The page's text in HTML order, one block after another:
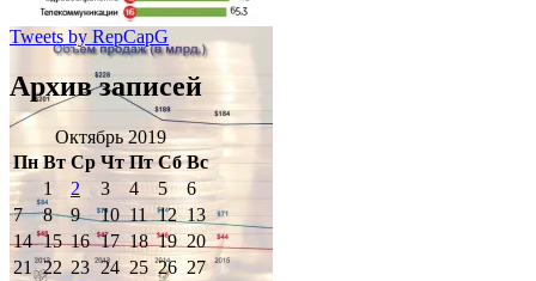
Tweets by RepCapG
Архив записей
Октябрь 2019
Пн Вт Ср Чт Пт Сб Вс
1
2 3 4 5
6
7
8 9 10 11 12 13
14 15 16 17 18 19 20
21
22 23 24 25 26 27